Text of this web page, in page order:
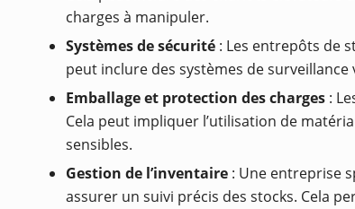
charges à manipuler.
Systèmes de sécurité : Les entrepôts de
peut inclure des systèmes de
Emballage et protection des charges :
Cela peut impliquer l’utilisation de
sensibles.
Gestion de l’inventaire : Une entreprise
assurer un suivi précis des stocks. Cela